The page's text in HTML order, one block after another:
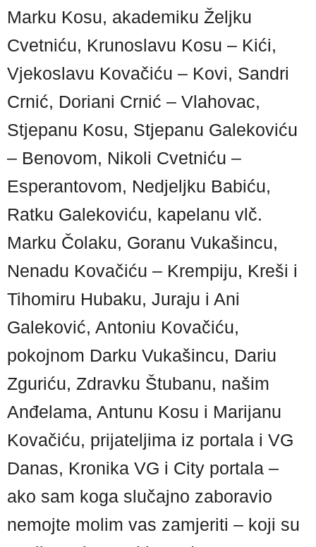
Marku Kosu, akademiku Željku
Cvetniću, Krunoslavu Kosu – Kići,
Vjekoslavu Kovačiću – Kovi, Sandri
Crnić, Doriani Crnić – Vlahovac,
Stjepanu Kosu, Stjepanu Galekoviću
– Benovom, Nikoli Cvetniću –
Esperantovom, Nedjeljku Babiću,
Ratku Galekoviću, kapelanu vlč.
Marku Čolaku, Goranu Vukašincu,
Nenadu Kovačiću – Krempiju, Kreši i
Tihomiru Hubaku, Juraju i Ani
Galeković, Antoniu Kovačiću,
pokojnom Darku Vukašincu, Dariu
Zguriću, Zdravku Štubanu, našim
Anđelama, Antunu Kosu i Marijanu
Kovačiću, prijateljima iz portala i VG
Danas, Kronika VG i City portala –
ako sam koga slučajno zaboravio
nemojte molim vas zamjeriti – koji su